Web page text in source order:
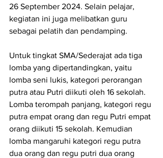
26 September 2024. Selain pelajar,
kegiatan ini juga melibatkan guru
sebagai pelatih dan pendamping.
Untuk tingkat SMA/Sederajat ada tiga
lomba yang dipertandingkan, yaitu
lomba seni lukis, kategori perorangan
putra atau Putri diikuti oleh 16 sekolah.
Lomba terompah panjang, kategori regu
putra empat orang dan regu Putri empat
orang diikuti 15 sekolah. Kemudian
lomba mangaruhi kategori regu putra
dua orang dan regu putri dua orang